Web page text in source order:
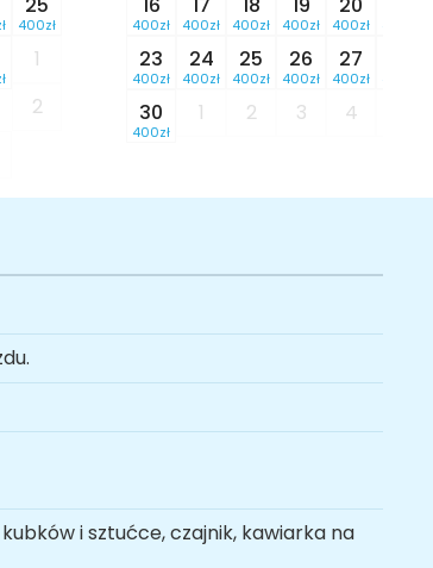
400zł
1
2
400zł 400zł 400zł 400zł 400zł
23
400zł
24
400zł
25
400zł
26
400zł
27
400zł
30
400zł
1 2 3 4
i sztućce, czajnik, kawiarka na